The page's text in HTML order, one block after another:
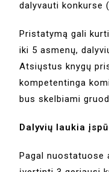
dalyvauti konkurse
Pristatymą gali
iki 5 asmenų,
Atsiųstus knygų
kompetentinga
bus skelbiami
Dalyvių laukia
Pagal nuostatuose